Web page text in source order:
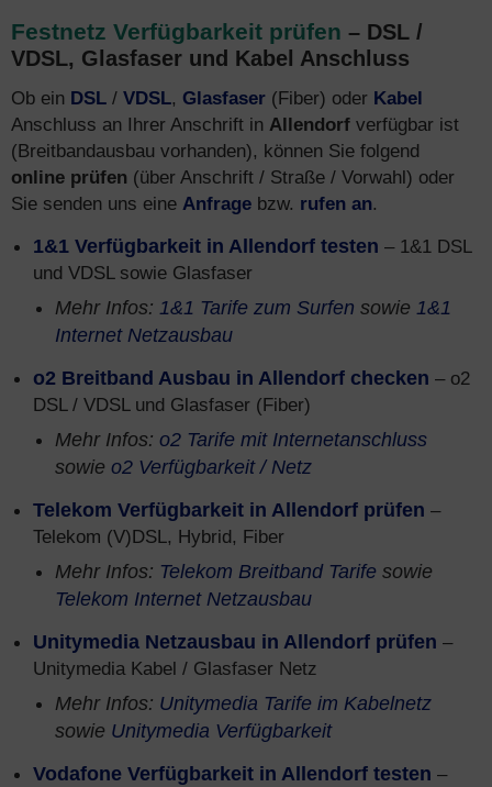
Festnetz Verfügbarkeit prüfen – DSL /
VDSL, Glasfaser und Kabel Anschluss
Ob ein DSL / VDSL, Glasfaser (Fiber) oder Kabel
Anschluss an Ihrer Anschrift in Allendorf verfügbar ist
(Breitbandausbau vorhanden), können Sie folgend
online prüfen (über Anschrift / Straße / Vorwahl) oder
Sie senden uns eine Anfrage bzw. rufen an.
1&1 Verfügbarkeit in Allendorf testen – 1&1 DSL
und VDSL sowie Glasfaser
Mehr Infos: 1&1 Tarife zum Surfen sowie 1&1
Internet Netzausbau
o2 Breitband Ausbau in Allendorf checken – o2
DSL / VDSL und Glasfaser (Fiber)
Mehr Infos: o2 Tarife mit Internetanschluss
sowie o2 Verfügbarkeit / Netz
Telekom Verfügbarkeit in Allendorf prüfen –
Telekom (V)DSL, Hybrid, Fiber
Mehr Infos: Telekom Breitband Tarife sowie
Telekom Internet Netzausbau
Unitymedia Netzausbau in Allendorf prüfen –
Unitymedia Kabel / Glasfaser Netz
Mehr Infos: Unitymedia Tarife im Kabelnetz
sowie Unitymedia Verfügbarkeit
Vodafone Verfügbarkeit in Allendorf testen –